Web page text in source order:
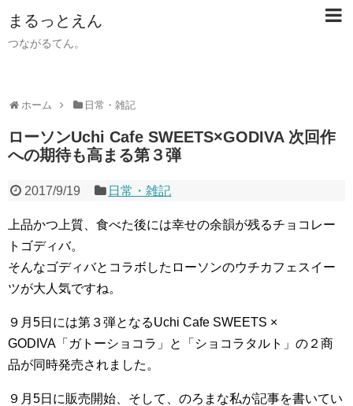
まるっとえん
つながるてん。
ホーム 日常・雑記
ローソンUchi Cafe SWEETS×GODIVA 次回作
への期待も高まる第３弾
2017/9/19 日常・雑記
上品かつ上質、食べた後には幸せの余韻が残るチョコレー
トゴディバ。
そんなゴディバとコラボしたローソンのウチカフェスイー
ツが大人気ですね。
９月5日には第３弾となるUchi Cafe SWEETS ×
GODIVA「ガトーショコラ」と「ショコラタルト」の２商
品が同時発売されました。
９月5日に販売開始、そして、のろまな私が記事を書いてい